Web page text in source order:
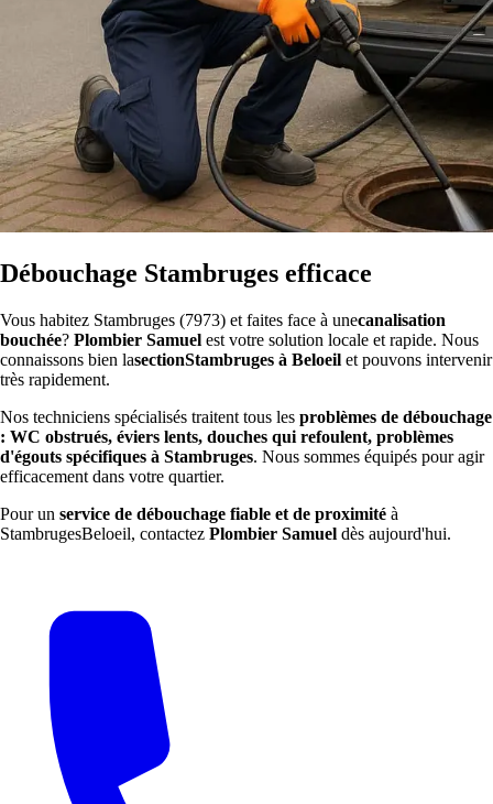
Débouchage Stambruges efficace
Vous habitez Stambruges (7973) et faites face à unecanalisation
bouchée? Plombier Samuel est votre solution locale et rapide. Nous
connaissons bien lasectionStambruges à Beloeil et pouvons intervenir
très rapidement.
Nos techniciens spécialisés traitent tous les problèmes de débouchage
: WC obstrués, éviers lents, douches qui refoulent, problèmes
d'égouts spécifiques à Stambruges. Nous sommes équipés pour agir
efficacement dans votre quartier.
Pour un service de débouchage fiable et de proximité à
StambrugesBeloeil, contactez Plombier Samuel dès aujourd'hui.